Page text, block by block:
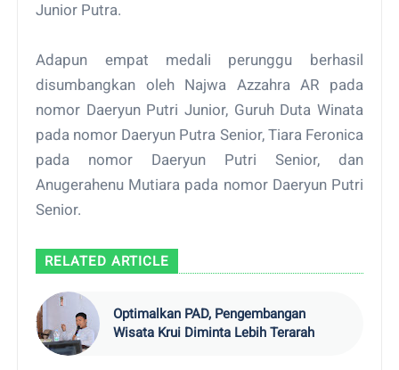
Junior Putra.
Adapun empat medali perunggu berhasil
disumbangkan oleh Najwa Azzahra AR pada
nomor Daeryun Putri Junior, Guruh Duta Winata
pada nomor Daeryun Putra Senior, Tiara Feronica
pada nomor Daeryun Putri Senior, dan
Anugerahenu Mutiara pada nomor Daeryun Putri
Senior.
RELATED ARTICLE
Optimalkan PAD, Pengembangan
Wisata Krui Diminta Lebih Terarah